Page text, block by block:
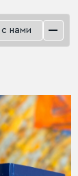
нами